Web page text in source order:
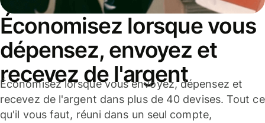
Économisez lorsque vous
dépensez, envoyez et
recevez de l'argent
Économisez lorsque vous envoyez, dépensez et
recevez de l'argent dans plus de 40 devises. Tout ce
qu'il vous faut, réuni dans un seul compte,